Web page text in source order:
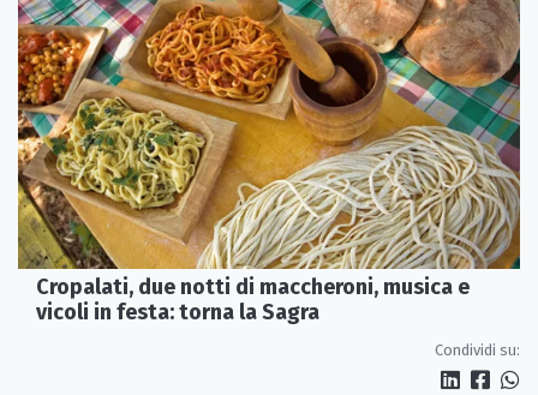
Cropalati, due notti di maccheroni, musica e
vicoli in festa: torna la Sagra
Condividi su: